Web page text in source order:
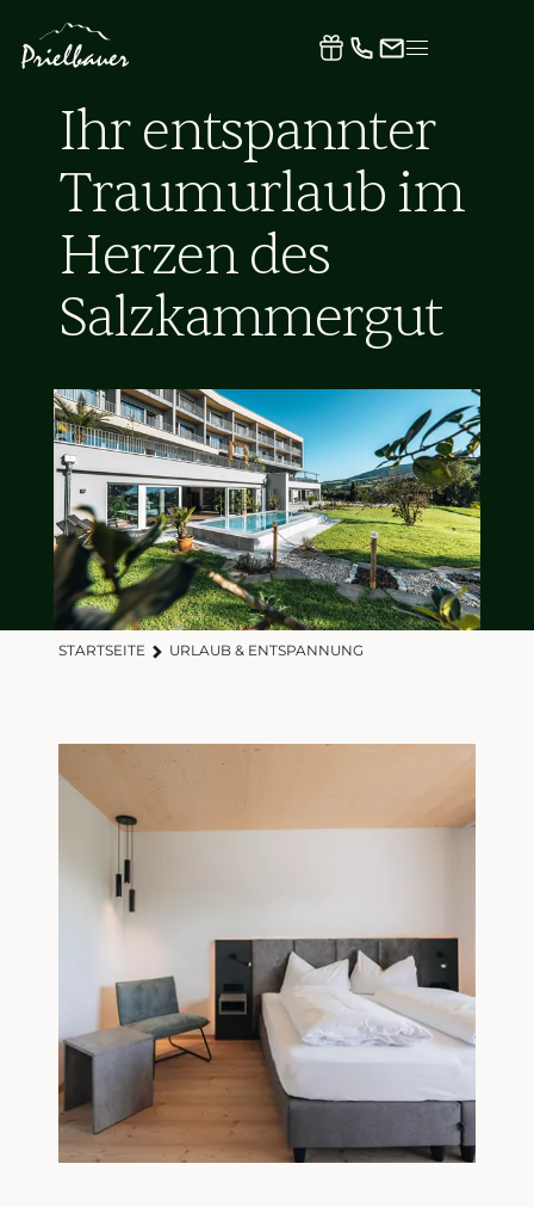
Ihr entspannter
Traumurlaub im
Herzen des
Salzkammergut
STARTSEITE URLAUB & ENTSPANNUNG